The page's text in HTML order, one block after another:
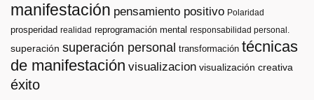
manifestación pensamiento positivo Polaridad
prosperidad realidad reprogramación mental responsabilidad personal.
superación superación personal transformación técnicas
de manifestación visualizacion visualización creativa
éxito